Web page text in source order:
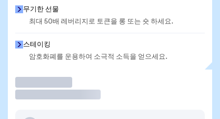
무기한 선물
최대 50배 레버리지로 토큰을 롱 또는 숏 하세요.
스테이킹
암호화폐를 운용하여 소극적 소득을 얻으세요.